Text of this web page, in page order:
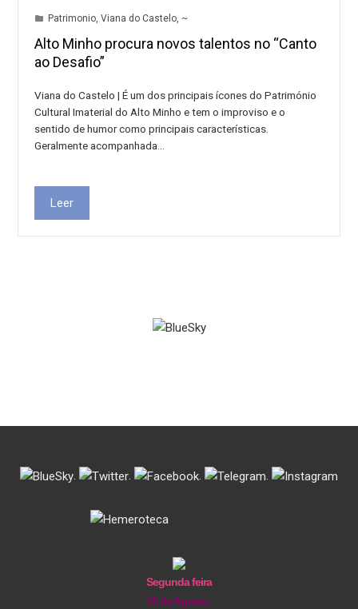
Patrimonio,Viana do Castelo, ~
Alto Minho procura novos talentos no “Canto
ao Desafio”
Viana do Castelo | É um dos principais ícones do Património
Cultural Imaterial do Alto Minho e tem o improviso e o
sentido de humor como principais características.
Geralmente acompanhada…
Leer
. . . .
Segunda feira
10 de Agosto